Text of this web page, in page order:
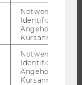
Notwendig zur
Identifizierung
Angehörige/r für
Kursanmeldung.
Notwendig zur
Identifizierung
Angehörige/r für
Kursanmeldung.